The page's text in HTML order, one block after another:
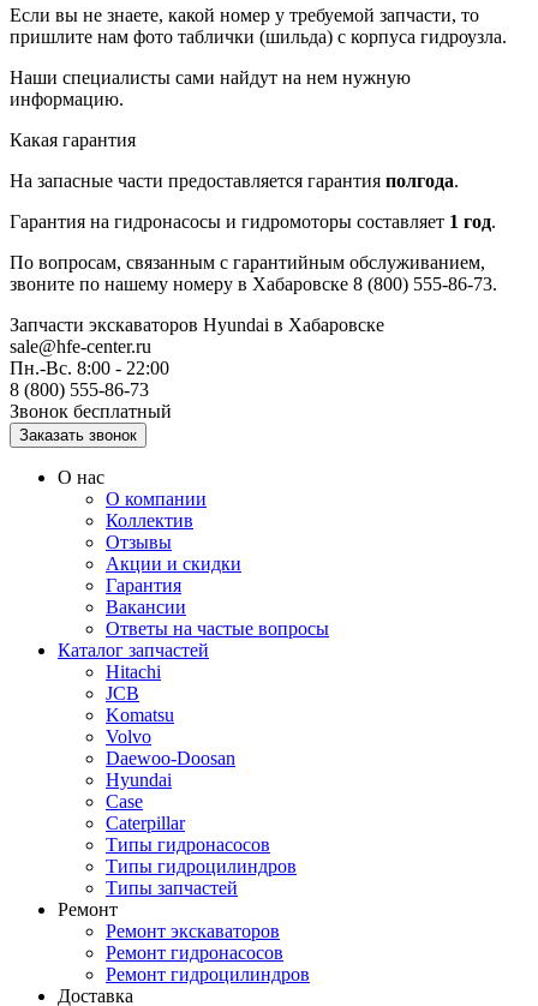
Если вы не знаете, какой номер у требуемой запчасти, то
пришлите нам фото таблички (шильда) с корпуса гидроузла.
Наши специалисты сами найдут на нем нужную
информацию.
Какая гарантия
На запасные части предоставляется гарантия полгода.
Гарантия на гидронасосы и гидромоторы составляет 1 год.
По вопросам, связанным с гарантийным обслуживанием,
звоните по нашему номеру в Хабаровске 8 (800) 555-86-73.
Запчасти экскаваторов Hyundai в Хабаровске
sale@hfe-center.ru
Пн.-Вс. 8:00 - 22:00
8 (800) 555-86-73
Звонок бесплатный
О нас
О компании
Коллектив
Отзывы
Акции и скидки
Гарантия
Вакансии
Ответы на частые вопросы
Каталог запчастей
Hitachi
JCB
Komatsu
Volvo
Daewoo-Doosan
Hyundai
Case
Caterpillar
Типы гидронасосов
Типы гидроцилиндров
Типы запчастей
Ремонт
Ремонт экскаваторов
Ремонт гидронасосов
Ремонт гидроцилиндров
Доставка